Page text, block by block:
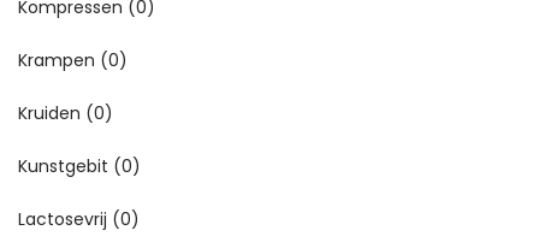
Kompressen (0)
Krampen (0)
Kruiden (0)
Kunstgebit (0)
Lactosevrij (0)